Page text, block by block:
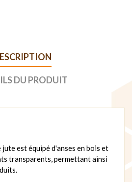
DU PRODUIT
est équipé d'anses en bois et
transparents, permettant ainsi